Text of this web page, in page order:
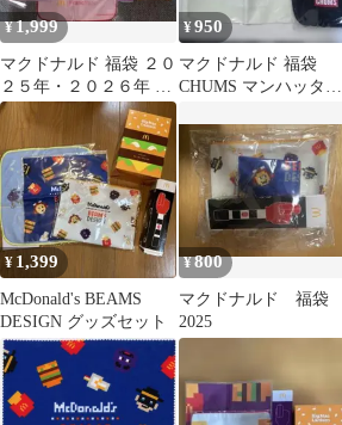
¥1,999
マクドナルド 福袋 ２０
２５年・２０２６年 グ
ッズのみ
¥950
マクドナルド 福袋
CHUMS マンハッタン
ト
¥ 1,399
McDonald's BEAMS
DESIGN グッズセット
¥800
マクドナルド 福袋
2025